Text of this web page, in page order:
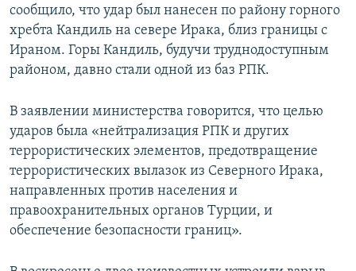
сообщило, что удар был нанесен по району горного
хребта Кандиль на севере Ирака, близ границы с
Ираном. Горы Кандиль, будучи труднодоступным
районом, давно стали одной из баз РПК.
В заявлении министерства говорится, что целью
ударов была «нейтрализация РПК и других
террористических элементов, предотвращение
террористических вылазок из Северного Ирака,
направленных против населения и
правоохранительных органов Турции, и
обеспечение безопасности границ».